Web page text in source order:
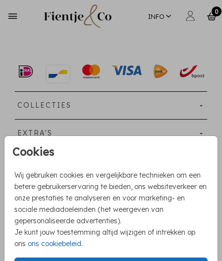
INFO
0
Cookies
Wij gebruiken cookies en vergelijkbare technieken om een
betere gebruikerservaring te bieden, ons websiteverkeer en
onze prestaties te analyseren en voor marketing- en
sociale mediadoeleinden (het weergeven van
gepersonaliseerde advertenties).
Je kunt jouw toestemming altijd wijzigen of intrekken op
ons ons cookiebeleid.
COLLECTIES
EXTRA'S
SERVICE